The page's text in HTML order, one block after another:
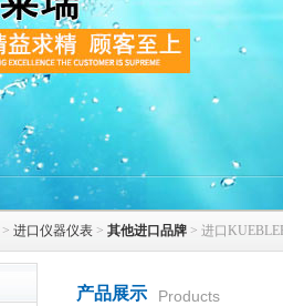
> 进口仪器仪表 > 其他进口品牌 > 进口
产品展示 Products